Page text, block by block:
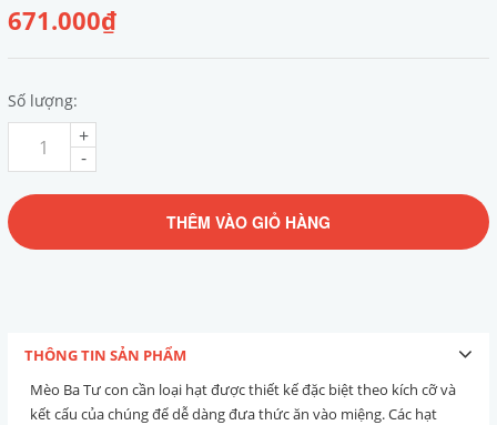
671.000₫
Số lượng:
-
+
THÊM VÀO GIỎ HÀNG
THÔNG TIN SẢN PHẨM
Mèo Ba Tư con cần loại hạt được thiết kế đặc biệt theo kích cỡ và
kết cấu của chúng để dễ dàng đưa thức ăn vào miệng. Các hạt